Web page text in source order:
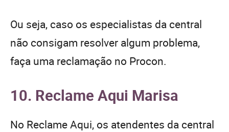
Ou seja, caso os especialistas da central
não consigam resolver algum problema,
faça uma reclamação no Procon.
10. Reclame Aqui Marisa
No Reclame Aqui, os atendentes da central